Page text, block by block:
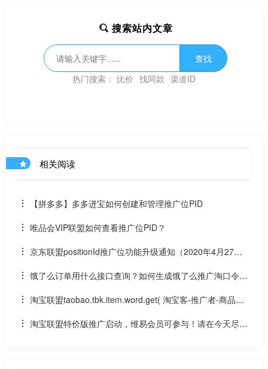
搜索站内文章
查找
热门搜索： 比价 找同款 渠道ID
相关阅读
【拼多多】多多进宝如何创建和管理推广位PID
唯品会VIP联盟如何查看推广位PID？
京东联盟positionId推广位功能升级通知（2020年4月27
号）京东pid上线是多少？一个账号可以创建多少个pid？
饿了么订单用什么接口查询？如何生成饿了么推广淘口令或
链接？能否使用淘宝客订单接口查询饿了么订单？
淘宝联盟taobao.tbk.item.word.get( 淘宝客-推广者-商品出
词 )这个接口能申请到吗？有替代方案吗？
淘宝联盟特价版推广启动，维易会员可参与！请在今天尽快